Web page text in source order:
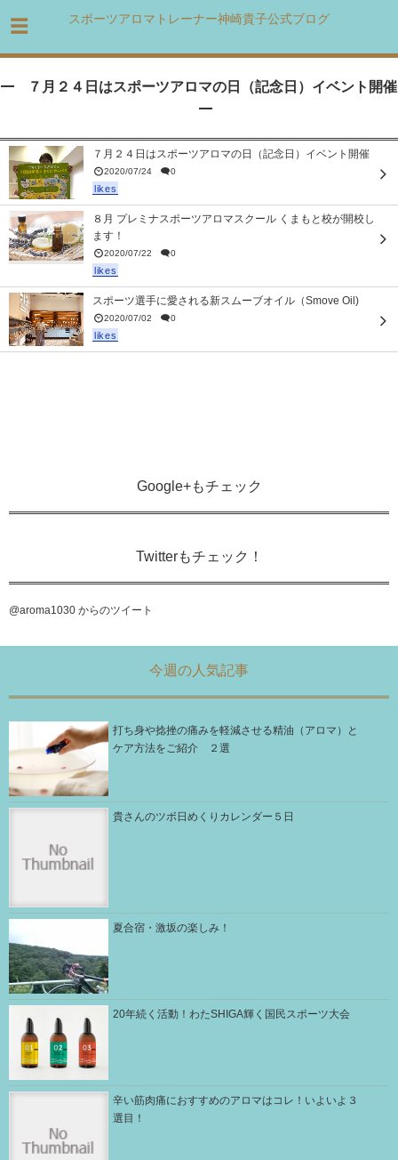
スポーツアロマトレーナー神崎貴子公式ブログ
７月２４日はスポーツアロマの日（記念日）イベント開催
７月２４日はスポーツアロマの日（記念日）イベント開催
2020/07/24 0
likes
８月 プレミナスポーツアロマスクール くまもと校が開校し
ます！
2020/07/22 0
likes
スポーツ選手に愛される新スムーブオイル（Smove Oil)
2020/07/02 0
likes
Google+もチェック
Twitterもチェック！
@aroma1030 からのツイート
今週の人気記事
打ち身や捻挫の痛みを軽減させる精油（アロマ）と
ケア方法をご紹介 ２選
貴さんのツボ日めくりカレンダー５日
夏合宿・激坂の楽しみ！
20年続く活動！わたSHIGA輝く国民スポーツ大会
辛い筋肉痛におすすめのアロマはコレ！いよいよ３
選目！